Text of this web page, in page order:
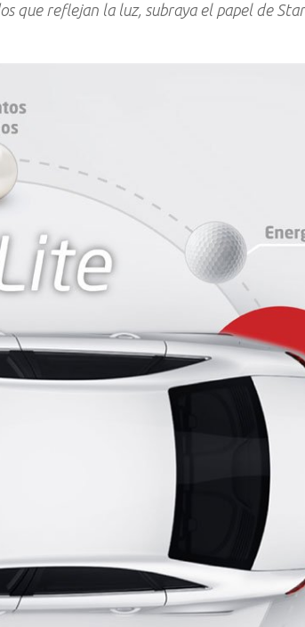
que reflejan la luz, subraya el papel de